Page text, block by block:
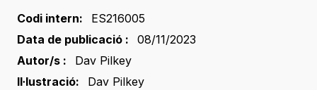
Codi intern:
ES216005
Data de publicació :
08/11/2023
Autor/s :
Dav Pilkey
Il·lustració:
Dav Pilkey